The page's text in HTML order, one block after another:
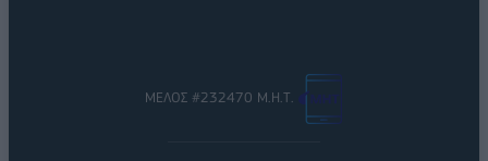
ΜΕΛΟΣ #232470 Μ.Η.Τ.